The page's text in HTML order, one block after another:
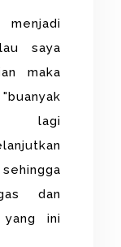
saya
maka
lagi
dan
yang ini